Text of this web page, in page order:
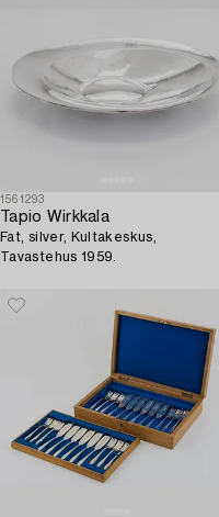
1561293
Tapio Wirkkala
Fat, silver, Kultakeskus,
Tavastehus 1959.